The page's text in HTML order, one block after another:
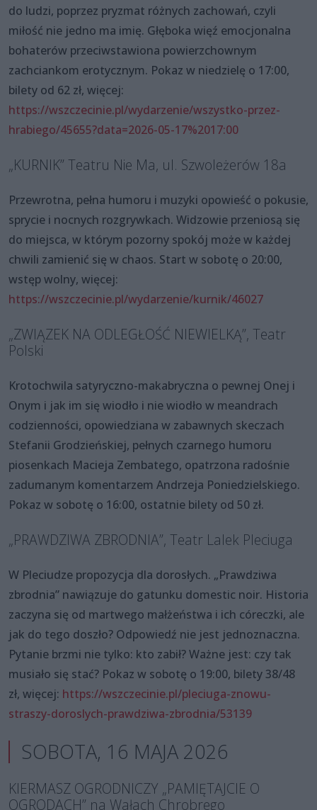
do ludzi, poprzez pryzmat różnych zachowań, czyli
miłość nie jedno ma imię. Głęboka więź emocjonalna
bohaterów przeciwstawiona powierzchownym
zachciankom erotycznym. Pokaz w niedzielę o 17:00,
bilety od 62 zł, więcej:
https://wszczecinie.pl/wydarzenie/wszystko-przez-
hrabiego/45655?data=2026-05-17%2017:00
„KURNIK” Teatru Nie Ma, ul. Szwoleżerów 18a
Przewrotna, pełna humoru i muzyki opowieść o pokusie,
sprycie i nocnych rozgrywkach. Widzowie przeniosą się
do miejsca, w którym pozorny spokój może w każdej
chwili zamienić się w chaos. Start w sobotę o 20:00,
wstęp wolny, więcej:
https://wszczecinie.pl/wydarzenie/kurnik/46027
„ZWIĄZEK NA ODLEGŁOŚĆ NIEWIELKĄ”, Teatr
Polski
Krotochwila satyryczno-makabryczna o pewnej Onej i
Onym i jak im się wiodło i nie wiodło w meandrach
codzienności, opowiedziana w zabawnych skeczach
Stefanii Grodzieńskiej, pełnych czarnego humoru
piosenkach Macieja Zembatego, opatrzona radośnie
zadumanym komentarzem Andrzeja Poniedzielskiego.
Pokaz w sobotę o 16:00, ostatnie bilety od 50 zł.
„PRAWDZIWA ZBRODNIA”, Teatr Lalek Pleciuga
W Pleciudze propozycja dla dorosłych. „Prawdziwa
zbrodnia” nawiązuje do gatunku domestic noir. Historia
zaczyna się od martwego małżeństwa i ich córeczki, ale
jak do tego doszło? Odpowiedź nie jest jednoznaczna.
Pytanie brzmi nie tylko: kto zabił? Ważne jest: czy tak
musiało się stać? Pokaz w sobotę o 19:00, bilety 38/48
zł, więcej: https://wszczecinie.pl/pleciuga-znowu-
straszy-doroslych-prawdziwa-zbrodnia/53139
SOBOTA, 16 MAJA 2026
KIERMASZ OGRODNICZY „PAMIĘTAJCIE O
OGRODACH” na Wałach Chrobrego